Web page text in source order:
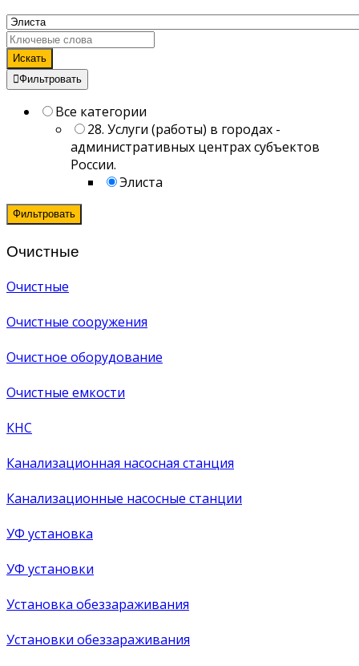
Искать
Фильтровать
Все категории
28. Услуги (работы) в городах -
административных центрах субъектов
России.
Элиста
Фильтровать
Очистные
Очистные
Очистные сооружения
Очистное оборудование
Очистные емкости
КНС
Канализационная насосная станция
Канализационные насосные станции
УФ установка
УФ установки
Установка обеззараживания
Установки обеззараживания